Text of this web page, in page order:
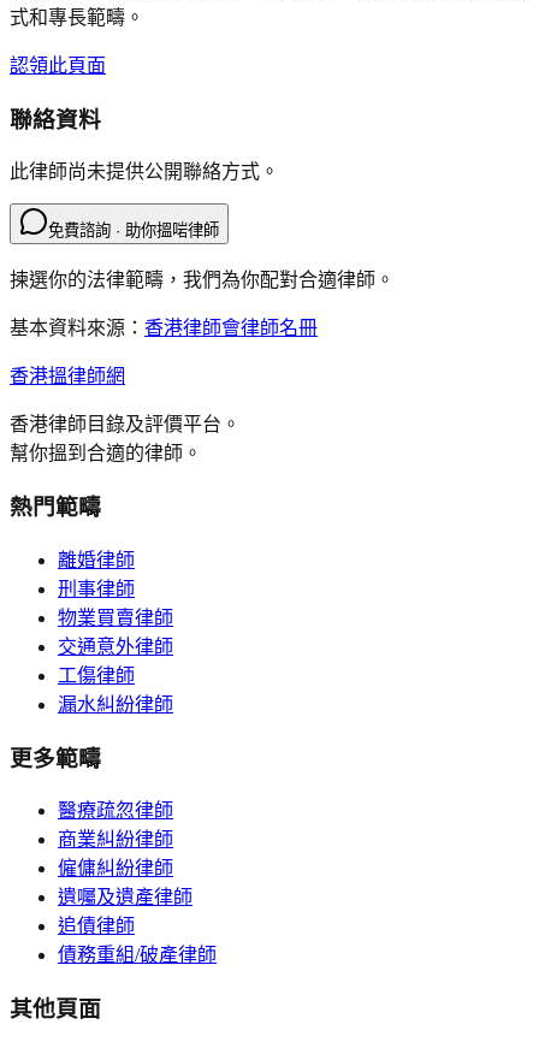
式和專長範疇。
認領此頁面
聯絡資料
此律師尚未提供公開聯絡方式。
免費諮詢 · 助你搵啱律師
揀選你的法律範疇，我們為你配對合適律師。
基本資料來源： 香港律師會律師名冊
香港搵律師網
香港律師目錄及評價平台。
幫你搵到合適的律師。
熱門範疇
離婚律師
刑事律師
物業買賣律師
交通意外律師
工傷律師
漏水糾紛律師
更多範疇
醫療疏忽律師
商業糾紛律師
僱傭糾紛律師
遺囑及遺產律師
追債律師
債務重組/破產律師
其他頁面